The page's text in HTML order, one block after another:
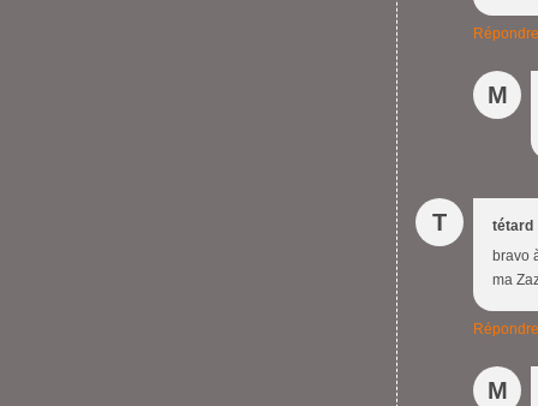
Répondre
M
T
tétard
bravo
ma
Répondre
M